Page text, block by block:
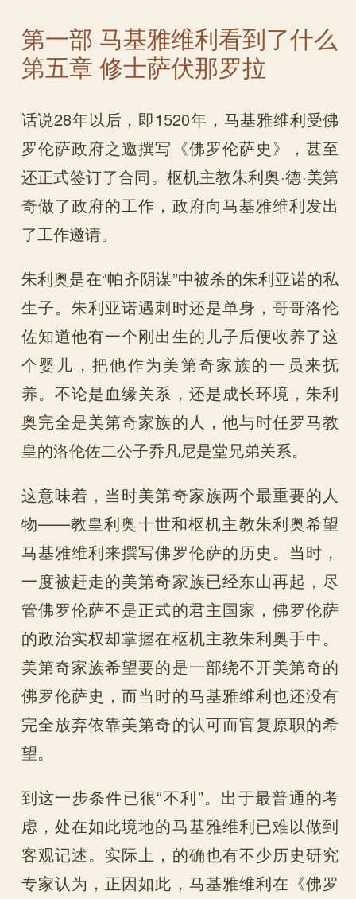
第一部 马基雅维利看到了什么
第五章 修士萨伏那罗拉
话说28年以后，即1520年，马基雅维利受佛
罗伦萨政府之邀撰写《佛罗伦萨史》，甚至
还正式签订了合同。枢机主教朱利奥·德·美第
奇做了政府的工作，政府向马基雅维利发出
了工作邀请。
朱利奥是在“帕齐阴谋”中被杀的朱利亚诺的私
生子。朱利亚诺遇刺时还是单身，哥哥洛伦
佐知道他有一个刚出生的儿子后便收养了这
个婴儿，把他作为美第奇家族的一员来抚
养。不论是血缘关系，还是成长环境，朱利
奥完全是美第奇家族的人，他与时任罗马教
皇的洛伦佐二公子乔凡尼是堂兄弟关系。
这意味着，当时美第奇家族两个最重要的人
物——教皇利奥十世和枢机主教朱利奥希望
马基雅维利来撰写佛罗伦萨的历史。当时，
一度被赶走的美第奇家族已经东山再起，尽
管佛罗伦萨不是正式的君主国家，佛罗伦萨
的政治实权却掌握在枢机主教朱利奥手中。
美第奇家族希望要的是一部绕不开美第奇的
佛罗伦萨史，而当时的马基雅维利也还没有
完全放弃依靠美第奇的认可而官复原职的希
望。
到这一步条件已很“不利”。出于最普通的考
虑，处在如此境地的马基雅维利已难以做到
客观记述。实际上，的确也有不少历史研究
专家认为，正因如此，马基雅维利在《佛罗